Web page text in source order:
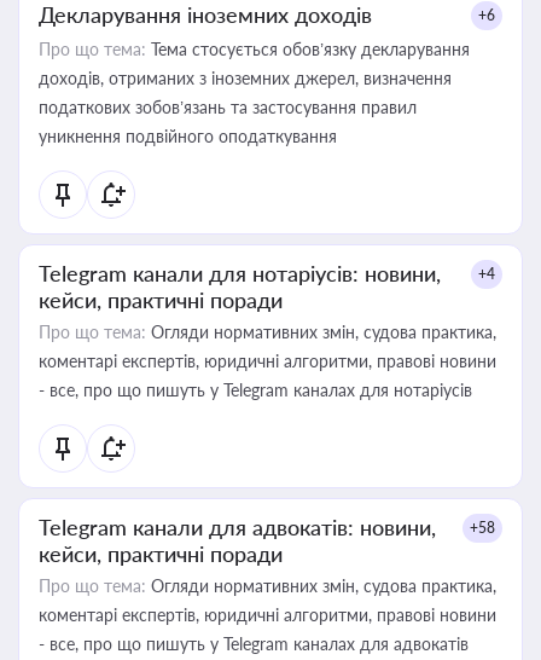
Декларування іноземних доходів +6
Про що тема: Тема стосується обов’язку декларування
доходів, отриманих з іноземних джерел, визначення
податкових зобов’язань та застосування правил
уникнення подвійного оподаткування
Telegram канали для нотаріусів: новини,
кейси, практичні поради
+4
Про що тема: Огляди нормативних змін, судова практика,
коментарі експертів, юридичні алгоритми, правові новини
- все, про що пишуть у Telegram каналах для нотаріусів
Telegram канали для адвокатів: новини,
кейси, практичні поради
+58
Про що тема: Огляди нормативних змін, судова практика,
коментарі експертів, юридичні алгоритми, правові новини
- все, про що пишуть у Telegram каналах для адвокатів